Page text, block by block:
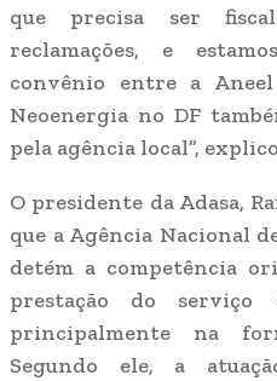
que precisa ser
reclamações, e
convênio entre a
Neoenergia no DF
pela agência local”,
O presidente da Adasa,
que a Agência Nacional
detém a competência
prestação do serviço
principalmente na
Segundo ele, a